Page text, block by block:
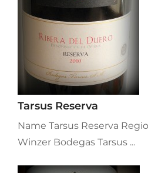
Tarsus Reserva
Name Tarsus Reserva
Winzer Bodegas Tarsus ...